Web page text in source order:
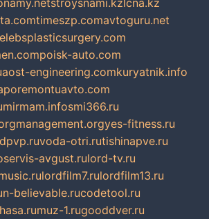
stroysnami.kzlcna.kz
timeszp.comavtoguru.net
poisk-auto.com
ost-engineering.comkuryatnik.info
poremontuavto.com
mirmam.infosmi366.ru
yes-fitness.ru
voda-otri.rutishinapve.ru
avgust.rulord-tv.ru
lordfilm7.rulordfilm13.ru
believable.rucodetool.ru
muz-1.rugooddver.ru